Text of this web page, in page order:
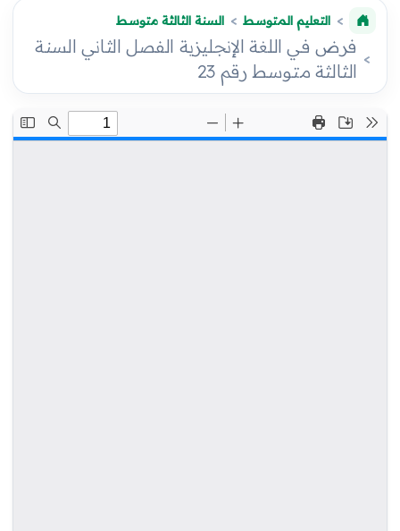
التعليم المتوسط السنة الثالثة متوسط
فرض في اللغة الإنجليزية الفصل الثاني السنة
الثالثة متوسط رقم 23